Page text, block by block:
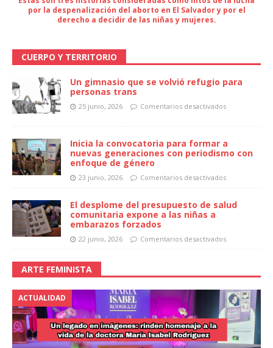
por la despenalización del aborto en El Salvador y por el
derecho a decidir de las niñas y mujeres.
CUERPO Y TERRITORIO
Un gimnasio que se volvió refugio para
personas trans
25 junio, 2026 Comentarios desactivados
Inicia la convocatoria para formar a
nuevas generaciones con periodismo con
enfoque de género
23 junio, 2026 Comentarios desactivados
El desplome del presupuesto de salud
comunitaria expone a las niñas a
embarazos forzados
22 junio, 2026 Comentarios desactivados
ARTE FEMINISTA
ACTUALIDAD